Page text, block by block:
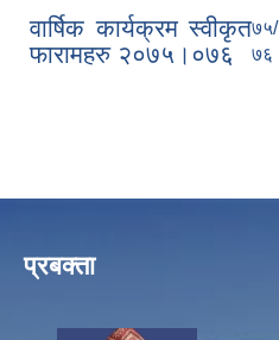
वार्षिक कार्यक्रम स्वीकृत
फारामहरु २०७५।०७६
७५/
७६
प्रबक्ता